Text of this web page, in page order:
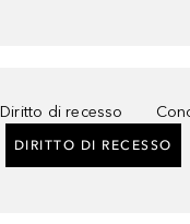
Diritto di recesso
DIRITTO DI RECESSO